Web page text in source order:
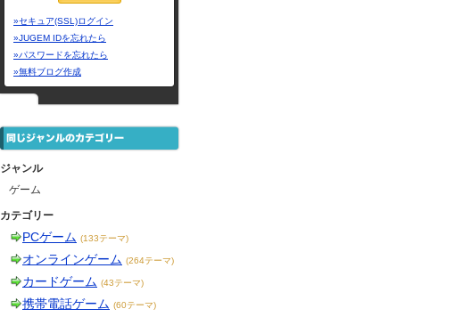
»セキュア(SSL)ログイン
»JUGEM IDを忘れたら
»パスワードを忘れたら
»無料ブログ作成
ジャンル
ゲーム
カテゴリー
PCゲーム (133テーマ)
オンラインゲーム (264テーマ)
カードゲーム (43テーマ)
携帯電話ゲーム (60テーマ)